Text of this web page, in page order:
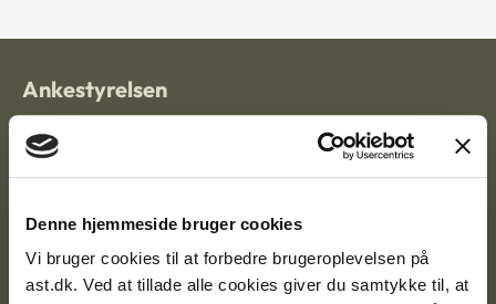
Denne hjemmeside bruger cookies
Vi bruger cookies til at forbedre brugeroplevelsen på
ast.dk. Ved at tillade alle cookies giver du samtykke til, at
Ankestyrelsen
Postadresse:
Nytorv 7, 2. sal
Ankestyrelsen Aalborg